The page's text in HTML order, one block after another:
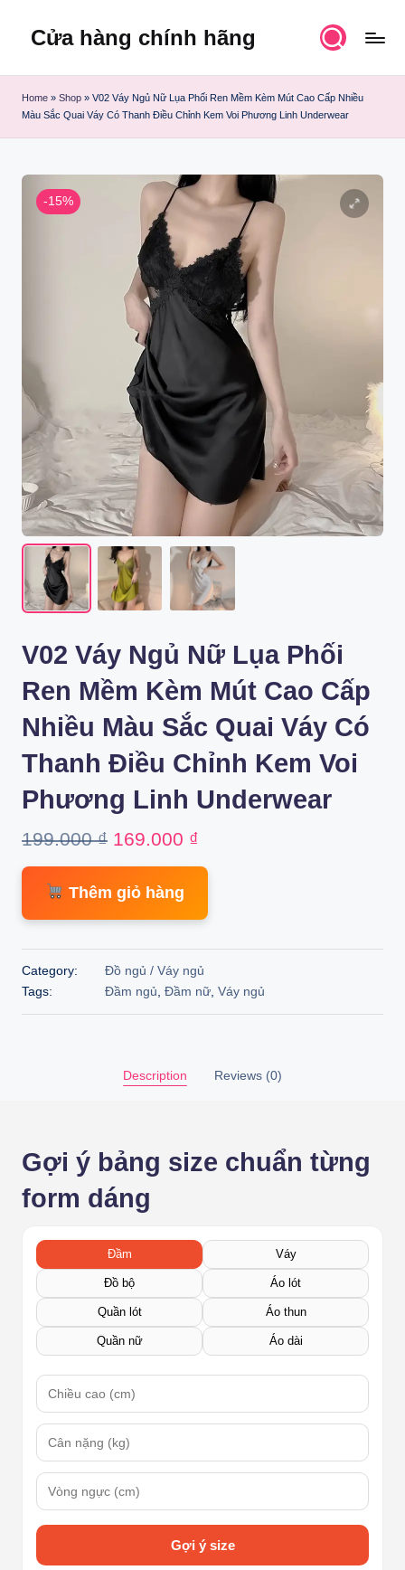
Cửa hàng chính hãng
Home » Shop » V02 Váy Ngủ Nữ Lụa Phối Ren Mềm Kèm Mút Cao Cấp Nhiều
Màu Sắc Quai Váy Có Thanh Điều Chỉnh Kem Voi Phương Linh Underwear
-15%
V02 Váy Ngủ Nữ Lụa Phối
Ren Mềm Kèm Mút Cao Cấp
Nhiều Màu Sắc Quai Váy Có
Thanh Điều Chỉnh Kem Voi
Phương Linh Underwear
199.000₫ Original
price
was:
169.000 ₫
price
Thêm giỏ hàng
Category:
Đồ ngủ / Váy ngủ
Tags:
Đầm ngủ, Đầm nữ, Váy ngủ
Description Reviews (0)
Gợi ý bảng size chuẩn từng
form dáng
Đầm Váy
Đồ bộ Áo lót
Quần lót Áo thun
Quần nữ Áo dài
Gợi ý size